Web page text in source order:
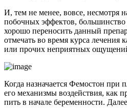
И, тем не менее, вовсе, несмотря
побочных эффектов,
хорошо переносить данный
отмечать во время курса лечения
или прочих неприятных
Когда назначается Фемостон при
его механизмы воздействия, как
пить в начале беременности.